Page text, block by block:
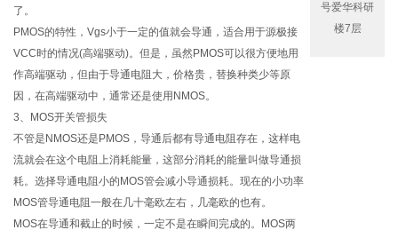
了。
PMOS的特性，Vgs小于一定的值就会导通，适合用于源极接
VCC时的情况(高端驱动)。但是，虽然PMOS可以很方便地用
作高端驱动，但由于导通电阻大，价格贵，替换种类少等原
因，在高端驱动中，通常还是使用NMOS。
3、MOS开关管损失
不管是NMOS还是PMOS，导通后都有导通电阻存在，这样电
流就会在这个电阻上消耗能量，这部分消耗的能量叫做导通损
耗。选择导通电阻小的MOS管会减小导通损耗。现在的小功率
MOS管导通电阻一般在几十毫欧左右，几毫欧的也有。
MOS在导通和截止的时候，一定不是在瞬间完成的。MOS两
号爱华科研
楼7层